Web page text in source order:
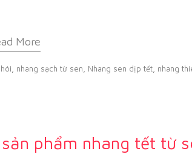
More
nhang sạch từ sen Nhang sen dịp tết, nhang
phẩm nhang tết từ